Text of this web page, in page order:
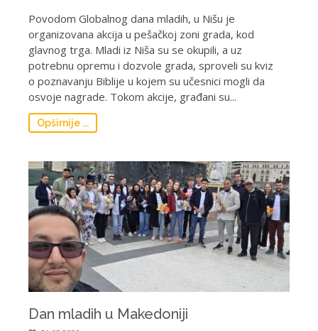
Povodom Globalnog dana mladih, u Nišu je
organizovana akcija u pešačkoj zoni grada, kod
glavnog trga. Mladi iz Niša su se okupili, a uz
potrebnu opremu i dozvole grada, sproveli su kviz
o poznavanju Biblije u kojem su učesnici mogli da
osvoje nagrade. Tokom akcije, građani su...
Opširnije ...
Dan mladih u Makedoniji